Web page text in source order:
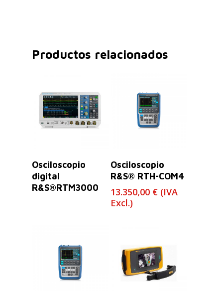
Productos relacionados
Osciloscopio
digital
R&S®RTM3000
Osciloscopio
R&S® RTH-COM4
13.350,00 € (IVA
Excl.)